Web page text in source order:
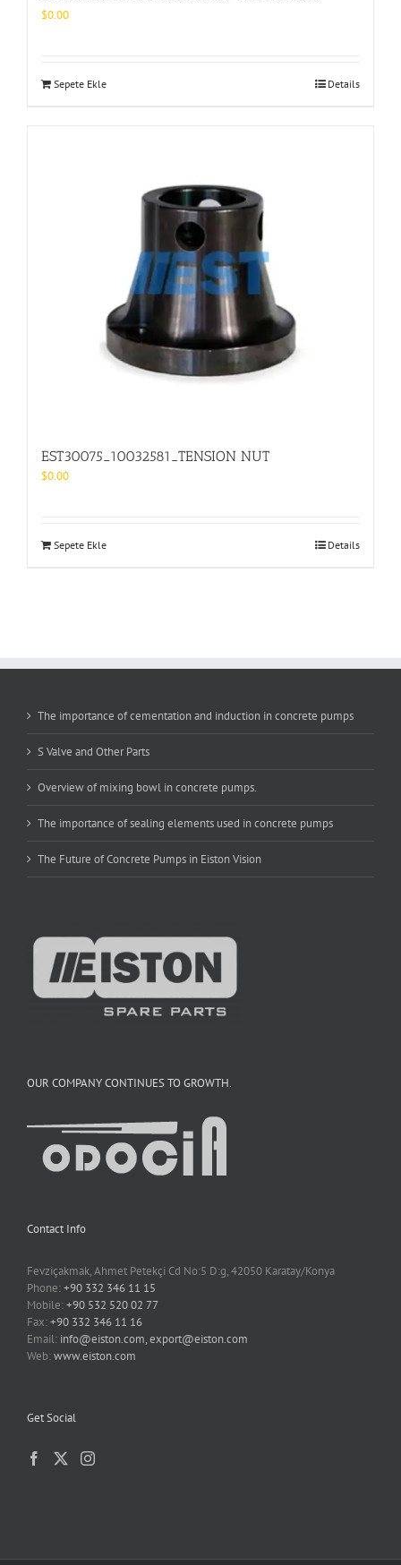
$0.00
Sepete Ekle Details
EST30075_10032581_TENSION NUT
$0.00
Sepete Ekle Details
The importance of cementation and induction in concrete pumps
S Valve and Other Parts
Overview of mixing bowl in concrete pumps.
The importance of sealing elements used in concrete pumps
The Future of Concrete Pumps in Eiston Vision
OUR COMPANY CONTINUES TO GROWTH.
Contact Info
Fevziçakmak, Ahmet Petekçi Cd No:5 D:g, 42050 Karatay/Konya
Phone:+90 332 346 11 15
Mobile:+90 532 520 02 77
Fax:+90 332 346 11 16
Email: info@eiston.com, export@eiston.com
Web:www.eiston.com
Get Social